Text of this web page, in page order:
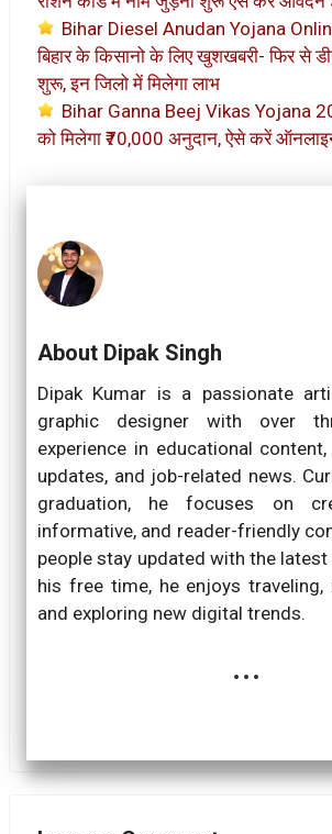
Bihar Diesel Anudan Yojana
बिहार के किसानो के लिए खुशखबरी- फिर से
शुरू, इन जिलो में मिलेगा लाभ
Bihar Ganna Beej Vikas Yojana
को मिलेगा ₹70,000 अनुदान, ऐसे करें
About Dipak Singh
Dipak Kumar is a passionate
graphic designer with over
experience in educational content,
updates, and job-related news.
graduation, he focuses on
informative, and reader-friendly
people stay updated with the
his free time, he enjoys traveling,
and exploring new digital trends.
...